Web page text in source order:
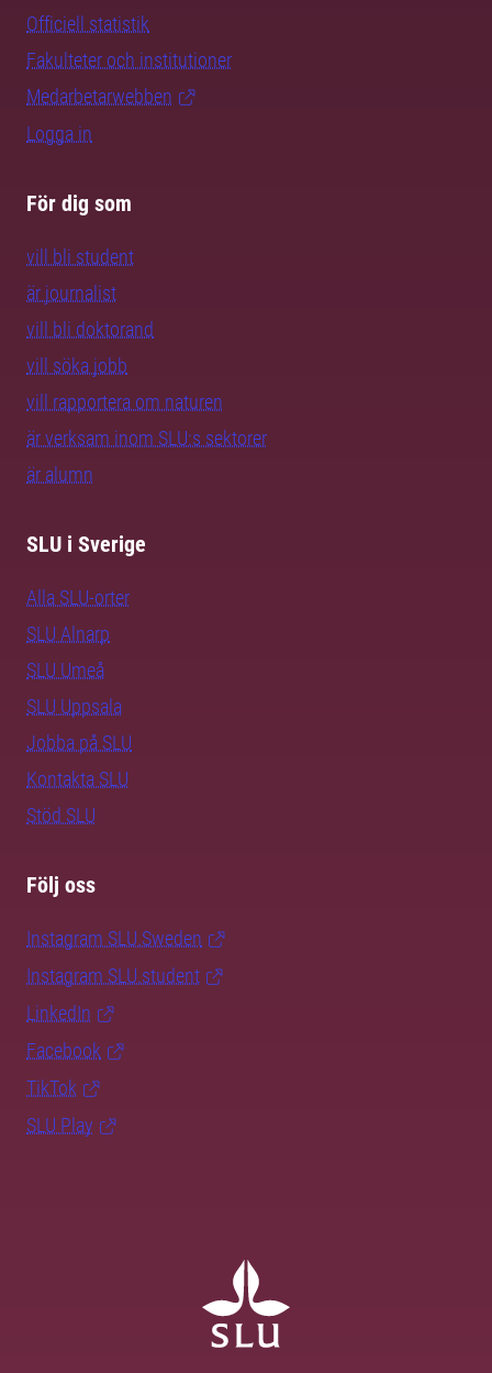
Officiell statistik
Fakulteter och institutioner
Medarbetarwebben
Logga in
För dig som
vill bli student
är journalist
vill bli doktorand
vill söka jobb
vill rapportera om naturen
är verksam inom SLU:s sektorer
är alumn
SLU i Sverige
Alla SLU-orter
SLU Alnarp
SLU Umeå
SLU Uppsala
Jobba på SLU
Kontakta SLU
Stöd SLU
Följ oss
Instagram SLU.Sweden
Instagram SLU.student
LinkedIn
Facebook
TikTok
SLU Play